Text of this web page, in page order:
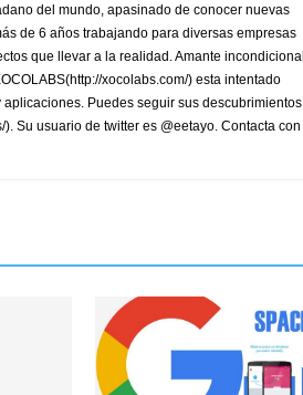
del mundo, apasinado de conocer nuevas
de 6 años trabajando para diversas empresas
que llevar a la realidad. Amante incondicional
xocolabs.com/) esta intentado
Puedes seguir sus descubrimientos
Su usuario de twitter es @eetayo. Contacta con